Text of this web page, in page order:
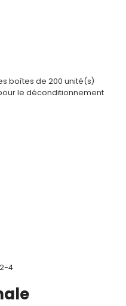
boîtes de 200 unité(s)
le déconditionnement
4